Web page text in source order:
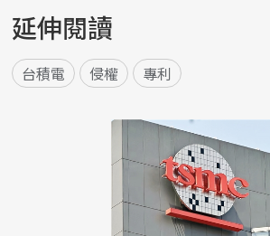
延伸閱讀
台積電 侵權 專利